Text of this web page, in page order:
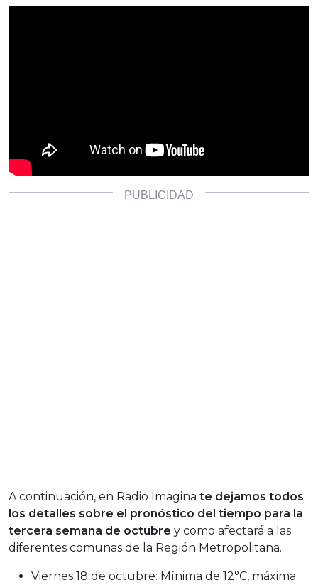
A continuación, en Radio Imagina te dejamos todos
los detalles sobre el pronóstico del tiempo para la
tercera semana de octubre y como afectará a las
diferentes comunas de la Región Metropolitana.
Viernes 18 de octubre: Mínima de 12°C, máxima